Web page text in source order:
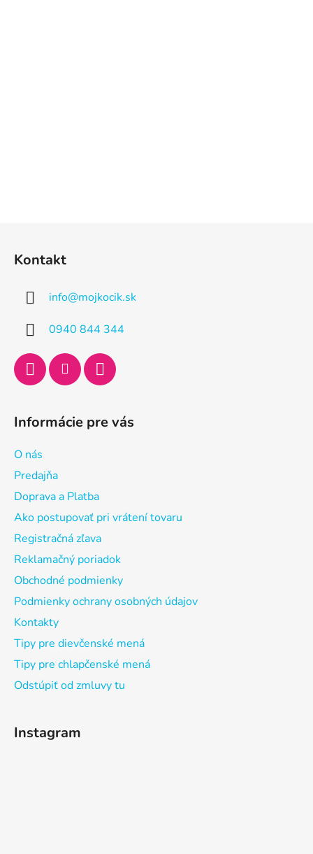
Kontakt
info@mojkocik.sk
0940 844 344
Informácie pre vás
O nás
Predajňa
Doprava a Platba
Ako postupovať pri vrátení tovaru
Registračná zľava
Reklamačný poriadok
Obchodné podmienky
Podmienky ochrany osobných údajov
Kontakty
Tipy pre dievčenské mená
Tipy pre chlapčenské mená
Odstúpiť od zmluvy tu
Instagram